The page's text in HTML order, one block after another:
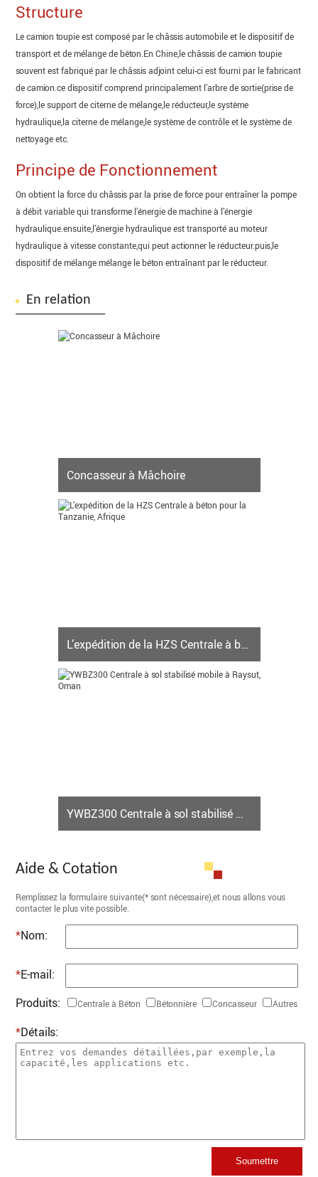
Structure
Le camion toupie est composé par le châssis automobile et le dispositif de
transport et de mélange de béton.En Chine,le châssis de camion toupie
souvent est fabriqué par le châssis adjoint celui-ci est fourni par le fabricant
de camion.ce dispositif comprend principalement l’arbre de sortie(prise de
force),le support de citerne de mélange,le réducteur,le système
hydraulique,la citerne de mélange,le système de contrôle et le système de
nettoyage etc.
Principe de Fonctionnement
On obtient la force du châssis par la prise de force pour entraîner la pompe
à débit variable qui transforme l’énergie de machine à l’énergie
hydraulique.ensuite,l’énergie hydraulique est transporté au moteur
hydraulique à vitesse constante,qui peut actionner le réducteur.puis,le
dispositif de mélange mélange le béton entraînant par le réducteur.
En relation
Concasseur à Mâchoire
Le concasseur à mâchoire mobile à roue est
équipé d’un concasseur à mâchoire,celui-ci
exerce une pression sur le béton, le béton
L’expédition de la HZS Centrale à béton pour la Tanzanie, Afrique
À la fin du octobre,une autre Camelway HZS 35
Centrale à béton s’est terminé sa chargement et
prêt pour être délivré en Tanzanie du port de
YWBZ300 Centrale à sol stabilisé mobile à Raysut, Oman
routier...
Aide & Cotation
Remplissez la formulaire suivante(* sont nécessaire),et nous allons vous
contacter le plus vite possible.
*Nom:
*E-mail:
Produits:
Centrale à Béton Bétonnière Concasseur Autres
*Détails: